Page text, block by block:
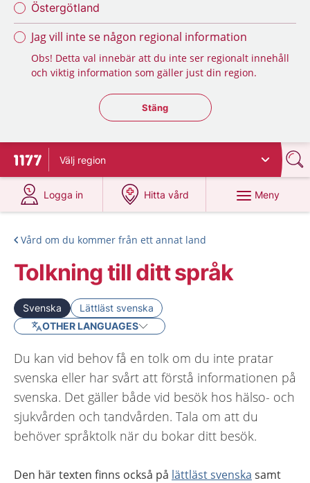
Östergötland
Jag vill inte se någon regional information
Obs! Detta val innebär att du inte ser regionalt innehåll
och viktig information som gäller just din region.
Stäng regionsväljaren
Stäng
Till startsidan för 1177
Välj region
Logga in
på 1177.se
Hitta vård
på 1177.se
Meny
Vård om du kommer från ett annat land
Tolkning till ditt språk
Svenska
Lättläst svenska
OTHER LANGUAGES
Du kan vid behov få en tolk om du inte pratar
svenska eller har svårt att förstå informationen på
svenska. Det gäller både vid besök hos hälso- och
sjukvården och tandvården. Tala om att du
behöver språktolk när du bokar ditt besök.
Den här texten finns också på lättläst svenska samt